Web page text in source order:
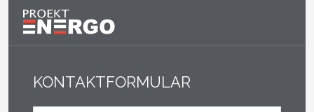
KONTAKTFORMULAR